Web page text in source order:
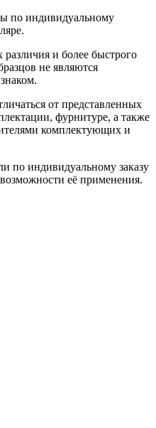
по индивидуальному
и более быстрого
не являются
от представленных
фурнитуре, а также
комплектующих и
по индивидуальному заказу
её применения.